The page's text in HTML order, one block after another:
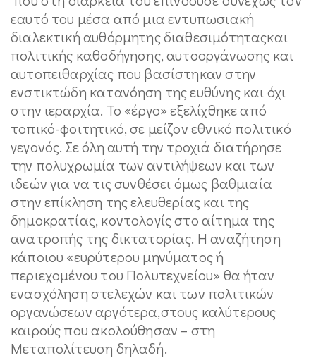
εαυτό του μέσα από μια εντυπωσιακή
διαλεκτική αυθόρμητης διαθεσιμότηταςκαι
πολιτικής καθοδήγησης, αυτοοργάνωσης και
αυτοπειθαρχίας που βασίστηκαν στην
ενστικτώδη κατανόηση της ευθύνης και όχι
στην ιεραρχία. Το «έργο» εξελίχθηκε από
τοπικό-φοιτητικό, σε μείζον εθνικό πολιτικό
γεγονός. Σε όλη αυτή την τροχιά διατήρησε
την πολυχρωμία των αντιλήψεων και των
ιδεών για να τις συνθέσει όμως βαθμιαία
στην επίκληση της ελευθερίας και της
δημοκρατίας, κοντολογίς στο αίτημα της
ανατροπής της δικτατορίας. Η αναζήτηση
κάποιου «ευρύτερου μηνύματος ή
περιεχομένου του Πολυτεχνείου» θα ήταν
ενασχόληση στελεχών και των πολιτικών
οργανώσεων αργότερα,στους καλύτερους
καιρούς που ακολούθησαν – στη
Μεταπολίτευση δηλαδή.